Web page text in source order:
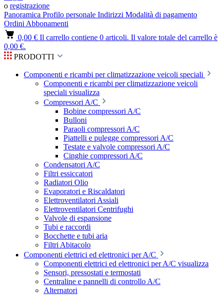
o registrazione
Panoramica Profilo personale Indirizzi Modalità di pagamento
Ordini Abbonamenti
0,00 € Il carrello contiene 0 articoli. Il valore totale del carrello è
0,00 €.
PRODOTTI
Componenti e ricambi per climatizzazione veicoli speciali
Componenti e ricambi per climatizzazione veicoli
speciali visualizza
Compressori A/C
Bobine compressori A/C
Bulloni
Paraoli compressori A/C
Piattelli e pulegge compressori A/C
Testate e valvole compressori A/C
Cinghie compressori A/C
Condensatori A/C
Filtri essiccatori
Radiatori Olio
Evaporatori e Riscaldatori
Elettroventilatori Assiali
Elettroventilatori Centrifughi
Valvole di espansione
Tubi e raccordi
Bocchette e tubi aria
Filtri Abitacolo
Componenti elettrici ed elettronici per A/C
Componenti elettrici ed elettronici per A/C visualizza
Sensori, pressostati e termostati
Centraline e pannelli di controllo A/C
Alternatori